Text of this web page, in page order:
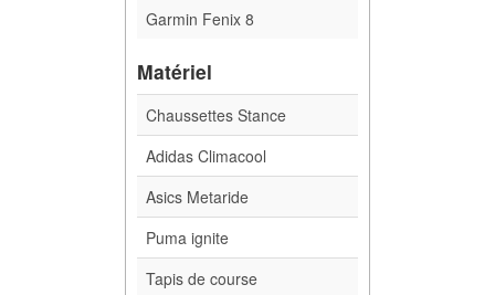
Garmin Fenix 8
Matériel
Chaussettes Stance
Adidas Climacool
Asics Metaride
Puma ignite
Tapis de course